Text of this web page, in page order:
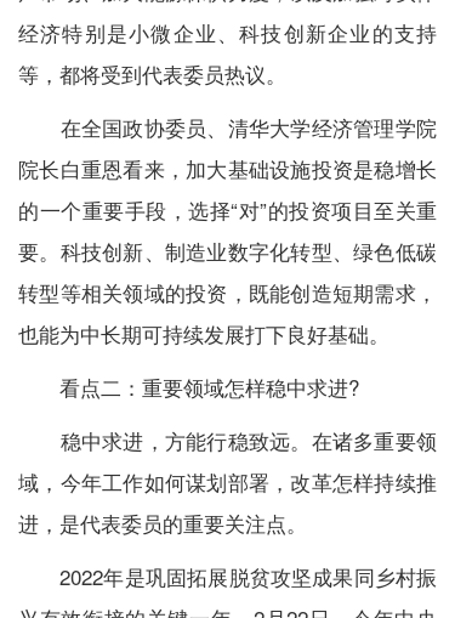
经济特别是小微企业、科技创新企业的支持
等，都将受到代表委员热议。
在全国政协委员、清华大学经济管理学院
院长白重恩看来，加大基础设施投资是稳增长
的一个重要手段，选择“对”的投资项目至关重
要。科技创新、制造业数字化转型、绿色低碳
转型等相关领域的投资，既能创造短期需求，
也能为中长期可持续发展打下良好基础。
看点二：重要领域怎样稳中求进?
稳中求进，方能行稳致远。在诸多重要领
域，今年工作如何谋划部署，改革怎样持续推
进，是代表委员的重要关注点。
2022年是巩固拓展脱贫攻坚成果同乡村振